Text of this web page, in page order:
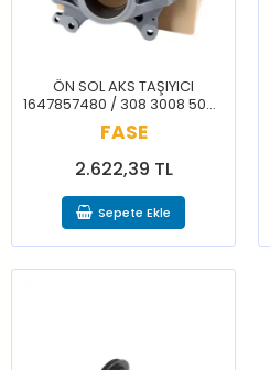
ÖN SOL AKS TAŞIYICI
1647857480 / 308 3008 5008
508 C4 PICASSO C5
AIRCROSS PARTNER RIFTER
BERLİNGO
FASE
2.622,39 TL
Sepete Ekle